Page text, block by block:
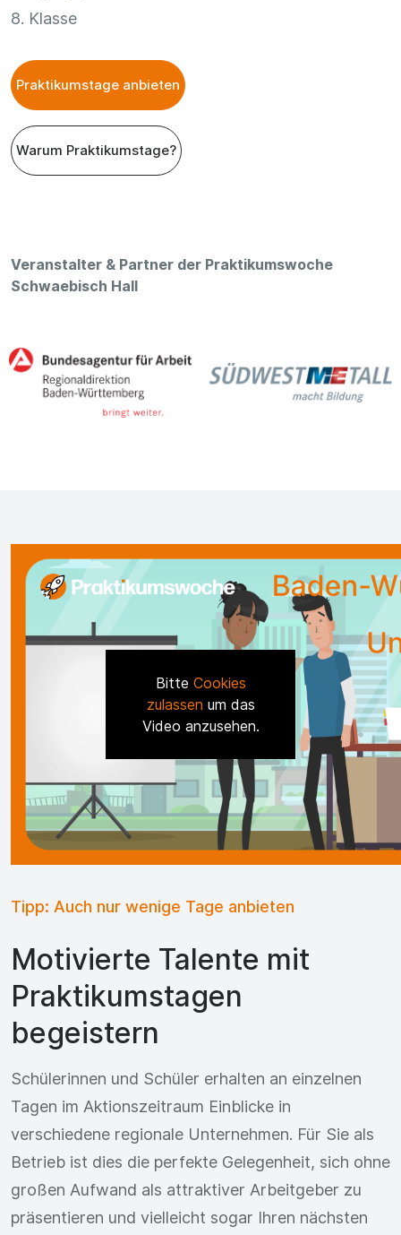
8. Klasse
Praktikumstage anbieten
Warum Praktikumstage?
Veranstalter & Partner der Praktikumswoche
Schwaebisch Hall
Bitte Cookies
zulassen um das
Video anzusehen.
Tipp: Auch nur wenige Tage anbieten
Motivierte Talente mit
Praktikumstagen
begeistern
Schülerinnen und Schüler erhalten an einzelnen
Tagen im Aktionszeitraum Einblicke in
verschiedene regionale Unternehmen. Für Sie als
Betrieb ist dies die perfekte Gelegenheit, sich ohne
großen Aufwand als attraktiver Arbeitgeber zu
präsentieren und vielleicht sogar Ihren nächsten